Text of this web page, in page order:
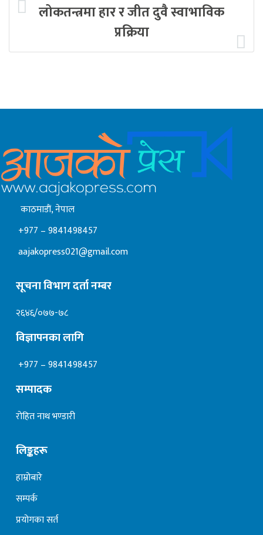
लोकतन्त्रमा हार र जीत दुवै स्वाभाविक
प्रक्रिया
काठमाडाैं, नेपाल
+977 – 9841498457
aajakopress021@gmail.com
सूचना विभाग दर्ता नम्बर
२६४६/०७७-७८
विज्ञापनका लागि
+977 – 9841498457
सम्पादक
रोहित नाथ भण्डारी
लिङ्कहरू
हाम्रोबारे
सम्पर्क
प्रयोगका सर्त